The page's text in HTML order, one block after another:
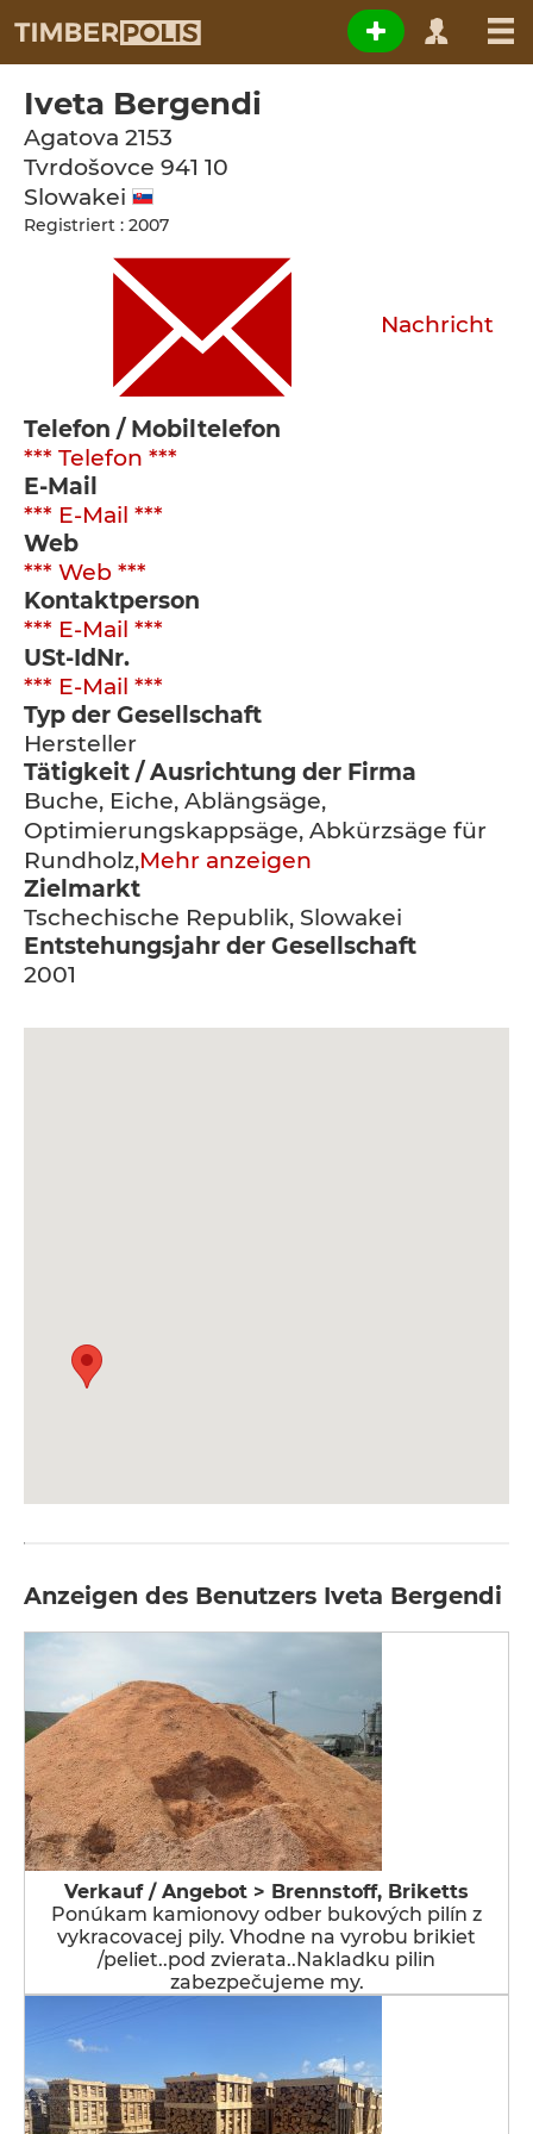
Iveta Bergendi
Agatova 2153
Tvrdošovce 941 10
Slowakei
Registriert : 2007
Nachricht
Telefon / Mobiltelefon
*** Telefon ***
E-Mail
*** E-Mail ***
Web
*** Web ***
Kontaktperson
*** E-Mail ***
USt-IdNr.
*** E-Mail ***
Typ der Gesellschaft
Hersteller
Tätigkeit / Ausrichtung der Firma
Buche, Eiche, Ablängsäge,
Optimierungskappsäge, Abkürzsäge für
Rundholz,Mehr anzeigen
Zielmarkt
Tschechische Republik, Slowakei
Entstehungsjahr der Gesellschaft
2001
Anzeigen des Benutzers Iveta Bergendi
Verkauf / Angebot > Brennstoff, Briketts
Ponúkam kamionovy odber bukových pilín z
vykracovacej pily. Vhodne na vyrobu brikiet
/peliet..pod zvierata..Nakladku pilin
zabezpečujeme my.